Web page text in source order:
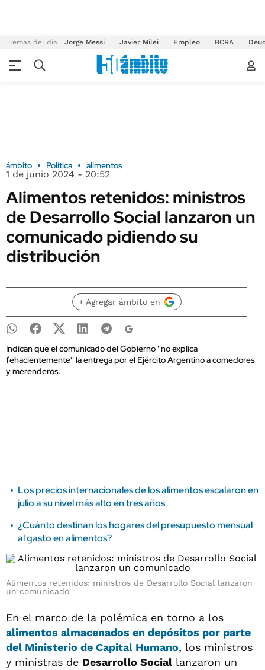
Temas del día Jorge Messi Javier Milei Empleo BCRA
ámbito Política alimentos
1 de junio 2024 - 20:52
Alimentos retenidos: ministros
de Desarrollo Social lanzaron un
comunicado pidiendo su
distribución
+ Agregar ámbito en
Indican que el comunicado del Gobierno ''no explica
fehacientemente'' la entrega por el Ejército Argentino a comedores
y merenderos.
Los precios internacionales de los alimentos escalaron en
julio a su nivel más alto en tres años
¿Cuánto destinan los hogares del presupuesto mensual
al gasto en alimentos?
Alimentos retenidos: ministros de Desarrollo Social lanzaron
un comunicado
En el marco de la polémica en torno a los
alimentos almacenados en depósitos por parte
del Ministerio de Capital Humano, los ministros
y ministras de Desarrollo Social lanzaron un